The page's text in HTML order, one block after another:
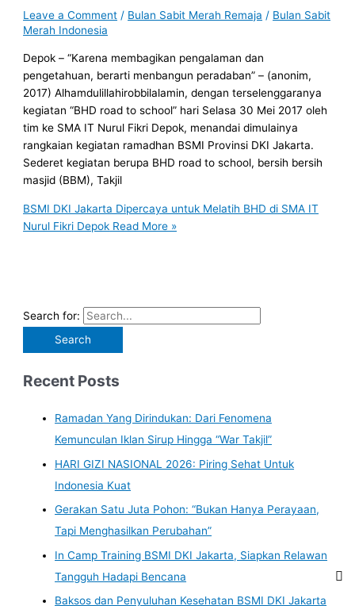
Leave a Comment / Bulan Sabit Merah Remaja / Bulan Sabit
Merah Indonesia
Depok – “Karena membagikan pengalaman dan
pengetahuan, berarti menbangun peradaban” – (anonim,
2017) Alhamdulillahirobbilalamin, dengan terselenggaranya
kegiatan “BHD road to school” hari Selasa 30 Mei 2017 oleh
tim ke SMA IT Nurul Fikri Depok, menandai dimulainya
rangkaian kegiatan ramadhan BSMI Provinsi DKI Jakarta.
Sederet kegiatan berupa BHD road to school, bersih bersih
masjid (BBM), Takjil
BSMI DKI Jakarta Dipercaya untuk Melatih BHD di SMA IT
Nurul Fikri Depok Read More »
Search for:
Recent Posts
Ramadan Yang Dirindukan: Dari Fenomena
Kemunculan Iklan Sirup Hingga “War Takjil”
HARI GIZI NASIONAL 2026: Piring Sehat Untuk
Indonesia Kuat
Gerakan Satu Juta Pohon: “Bukan Hanya Perayaan,
Tapi Menghasilkan Perubahan”
In Camp Training BSMI DKI Jakarta, Siapkan Relawan
Tangguh Hadapi Bencana
Baksos dan Penyuluhan Kesehatan BSMI DKI Jakarta